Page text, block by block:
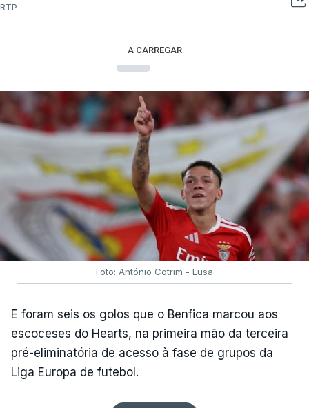
RTP
A CARREGAR
Foto: António Cotrim - Lusa
E foram seis os golos que o Benfica marcou aos
escoceses do Hearts, na primeira mão da terceira
pré-eliminatória de acesso à fase de grupos da
Liga Europa de futebol.